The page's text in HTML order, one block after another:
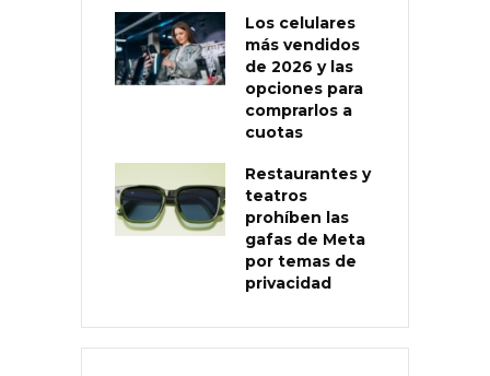
Los celulares
más vendidos
de 2026 y las
opciones para
comprarlos a
cuotas
Restaurantes y
teatros
prohíben las
gafas de Meta
por temas de
privacidad